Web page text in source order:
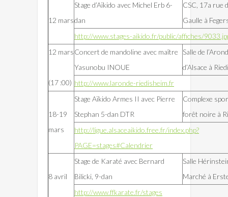
12 mars
Stage d’Aïkido avec Michel Erb 6-
dan
CSC, 17a rue
Gaulle à
http://www.stages-aikido.fr/public/affiches/
12 mars
(17 :00)
Concert de mandoline avec maître
Yasunobu INOUE
Salle de
d’Alsace à
http://www.laronde-riedisheim.fr
18-19
mars
Stage Aïkido Armes II avec Pierre
Stephan 5-dan DTR
Complexe
forêt noire à
http://ligue.alsaceaikido.free.fr/index.php?
PAGE=stages#Calendrier
8 avril
Stage de Karaté avec Bernard
Bilicki, 9-dan
Salle
Marché à
http://www.ffkarate.fr/stages